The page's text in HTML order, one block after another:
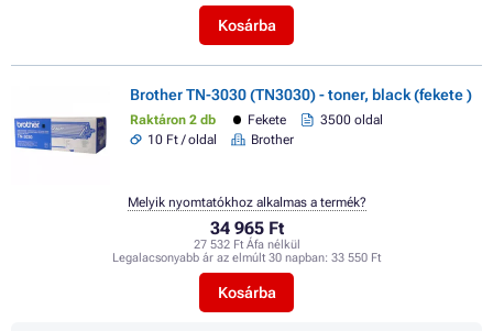
Kosárba
Brother TN-3030 (TN3030) - toner, black (fekete )
Raktáron 2 db Fekete
3500 oldal
10 Ft / oldal
Brother
34 965 Ft
27 532 Ft Áfa nélkül
Legalacsonyabb ár az elmúlt 30 napban: 33 550 Ft
Kosárba
Melyik nyomtatókhoz alkalmas a termék?